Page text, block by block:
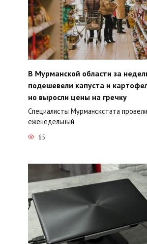
В Мурманской области за
подешевели капуста и
но выросли цены на гречку
Специалисты Мурманскстата
еженедельный
65